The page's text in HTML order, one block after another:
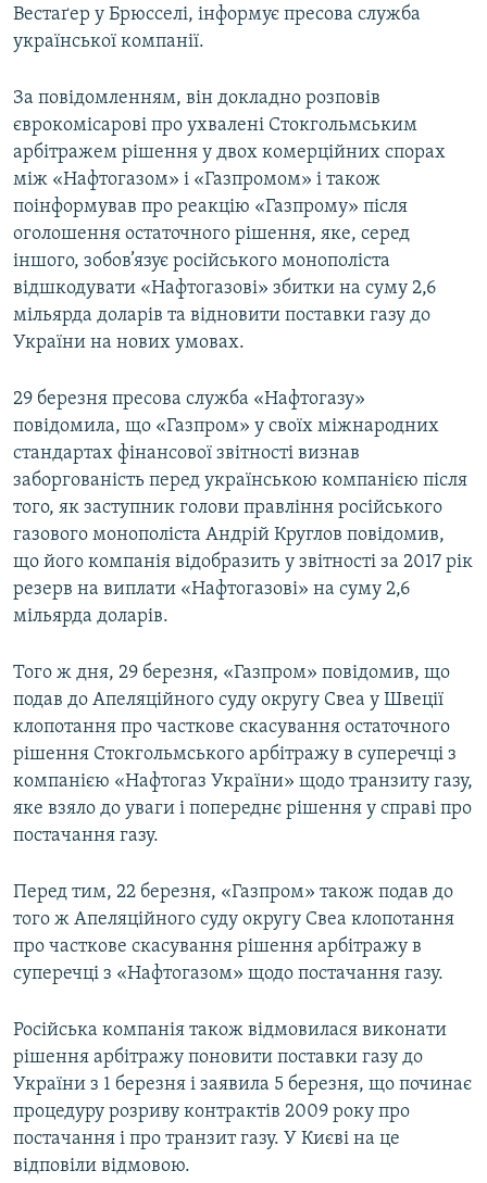
Вестаґер у Брюсселі, інформує пресова служба
української компанії.
За повідомленням, він докладно розповів
єврокомісарові про ухвалені Стокгольмським
арбітражем рішення у двох комерційних спорах
між «Нафтогазом» і «Газпромом» і також
поінформував про реакцію «Газпрому» після
оголошення остаточного рішення, яке, серед
іншого, зобов’язує російського монополіста
відшкодувати «Нафтогазові» збитки на суму 2,6
мільярда доларів та відновити поставки газу до
України на нових умовах.
29 березня пресова служба «Нафтогазу»
повідомила, що «Газпром» у своїх міжнародних
стандартах фінансової звітності визнав
заборгованість перед українською компанією після
того, як заступник голови правління російського
газового монополіста Андрій Круглов повідомив,
що його компанія відобразить у звітності за 2017 рік
резерв на виплати «Нафтогазові» на суму 2,6
мільярда доларів.
Того ж дня, 29 березня, «Газпром» повідомив, що
подав до Апеляційного суду округу Свеа у Швеції
клопотання про часткове скасування остаточного
рішення Стокгольмського арбітражу в суперечці з
компанією «Нафтогаз України» щодо транзиту газу,
яке взяло до уваги і попереднє рішення у справі про
постачання газу.
Перед тим, 22 березня, «Газпром» також подав до
того ж Апеляційного суду округу Свеа клопотання
про часткове скасування рішення арбітражу в
суперечці з «Нафтогазом» щодо постачання газу.
Російська компанія також відмовилася виконати
рішення арбітражу поновити поставки газу до
України з 1 березня і заявила 5 березня, що починає
процедуру розриву контрактів 2009 року про
постачання і про транзит газу. У Києві на це
відповіли відмовою.